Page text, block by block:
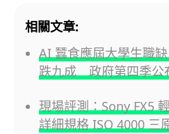
相關文章:
AI 蠶食應屆大學生職
跌九成 政府第四季公
現場評測：Sony FX5
詳細規格 ISO 4000 三